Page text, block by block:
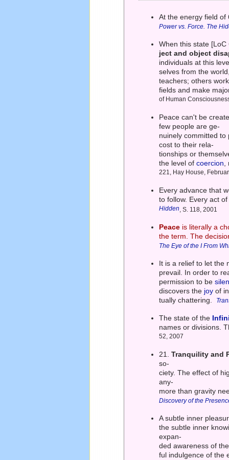
At the energy field
Power vs. Force. The
When this state
ject and object
individuals at this
selves from the
teachers; others
fields and make
of Human
Peace can't be
few people are ge-
nuinely committed
cost to their rela-
tionships or
the level ofcoercion
221, Hay House,
Every advance that
to follow. Every act
Hidden, S. 118, 2001
Peace is literally a
the term. The
The Eye of the I From
It is a relief to let the
prevail. In order to
permission to be
discovers the joy of
tually chattering.
The state of the
names or divisions.
52, 2007
21.Tranquility and
so-
ciety. The effect of
any-
more than gravity
Discovery of the
A subtle inner
the subtle inner
expan-
ded awareness of
ful indulgence of the